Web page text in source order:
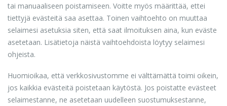
tai manuaaliseen poistamiseen. Voitte myös määrittää, ettei
tiettyjä evästeitä saa asettaa. Toinen vaihtoehto on muuttaa
selaimesi asetuksia siten, että saat ilmoituksen aina, kun eväste
asetetaan. Lisätietoja näistä vaihtoehdoista löytyy selaimesi
ohjeista.
Huomioikaa, että verkkosivustomme ei välttämättä toimi oikein,
jos kaikkia evästeitä poistetaan käytöstä. Jos poistatte evästeet
selaimestanne, ne asetetaan uudelleen suostumuksestanne,